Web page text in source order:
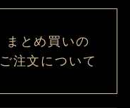
まとめ買いの
ご注文について